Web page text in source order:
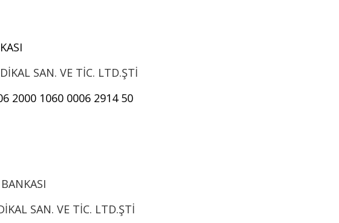
SAN. VE TİC. LTD.ŞTİ
2000 1060 0006 2914 50
SAN. VE TİC. LTD.ŞTİ